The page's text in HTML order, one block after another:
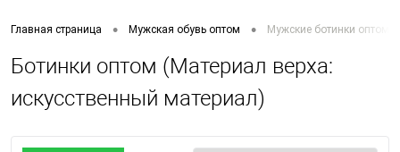
Главная страница • Мужская обувь оптом • Мужские ботинки оптом
Ботинки оптом (Материал верха:
искусственный материал)